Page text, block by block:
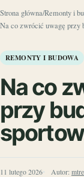
Strona główna/Remonty i
Na co zwrócić uwagę przy
REMONTY I BUDOWA
Na co
przy
11 lutego 2026 Autor: